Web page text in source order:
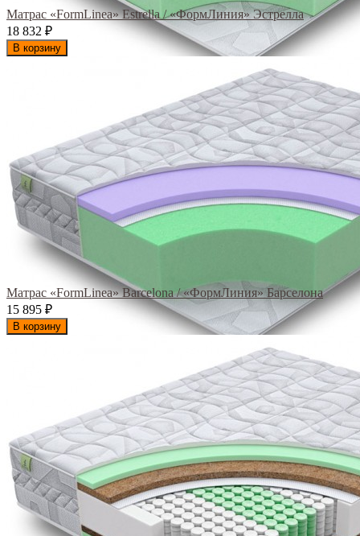
Матрас «FormLinea» Estrella / «ФормЛиния» Эстрелла
18 832 ₽
В корзину
Матрас «FormLinea» Barcelona / «ФормЛиния» Барселона
15 895 ₽
В корзину